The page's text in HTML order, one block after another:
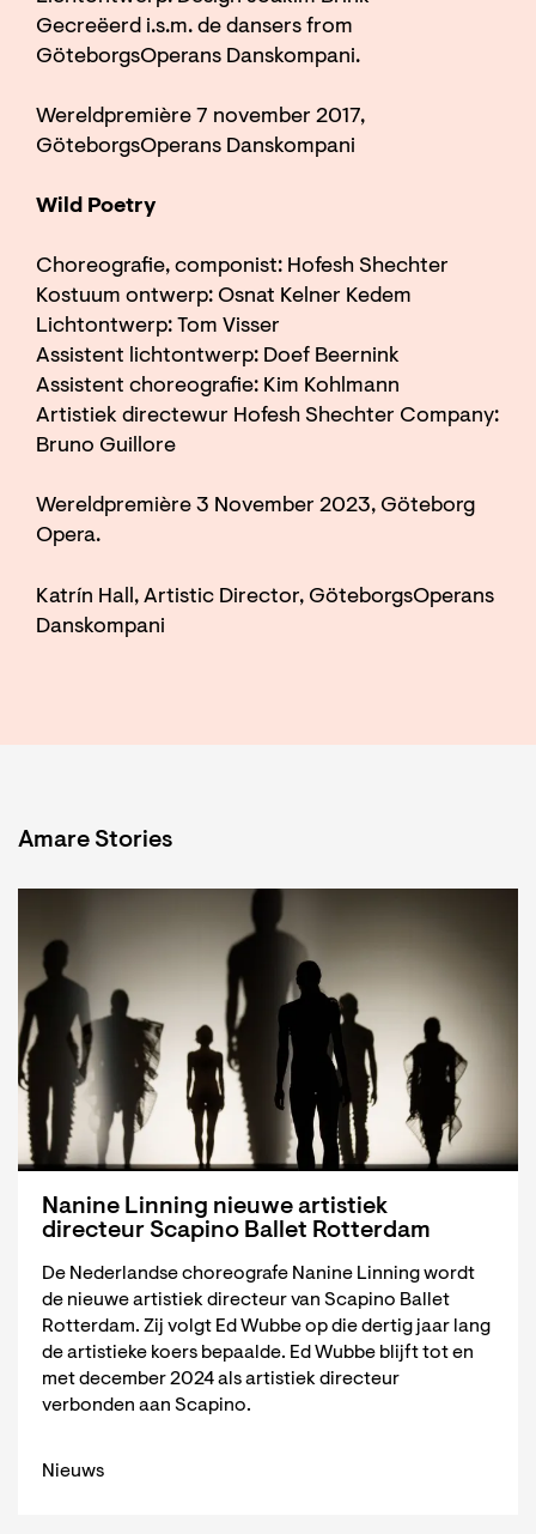
Gecreëerd i.s.m. de dansers from
GöteborgsOperans Danskompani.
Wereldpremière 7 november 2017,
GöteborgsOperans Danskompani
Wild Poetry
Choreografie, componist: Hofesh Shechter
Kostuum ontwerp: Osnat Kelner Kedem
Lichtontwerp: Tom Visser
Assistent lichtontwerp: Doef Beernink
Assistent choreografie: Kim Kohlmann
Artistiek directewur Hofesh Shechter Company:
Bruno Guillore
Wereldpremière 3 November 2023, Göteborg
Opera.
Katrín Hall, Artistic Director, GöteborgsOperans
Danskompani
Amare Stories
Nanine Linning nieuwe artistiek
directeur Scapino Ballet Rotterdam
De Nederlandse choreografe Nanine Linning wordt
de nieuwe artistiek directeur van Scapino Ballet
Rotterdam. Zij volgt Ed Wubbe op die dertig jaar lang
de artistieke koers bepaalde. Ed Wubbe blijft tot en
met december 2024 als artistiek directeur
verbonden aan Scapino.
Nieuws